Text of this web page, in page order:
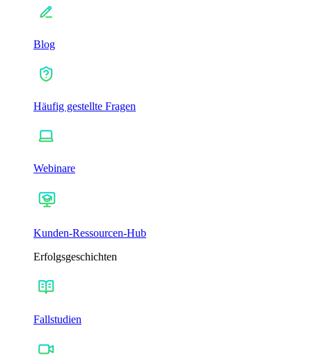
Blog
Häufig gestellte Fragen
Webinare
Kunden-Ressourcen-Hub
Erfolgsgeschichten
Fallstudien